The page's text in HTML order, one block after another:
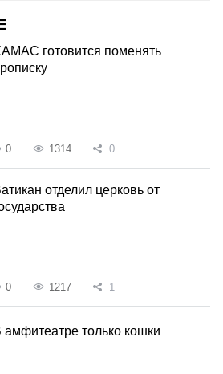
готовится поменять
0 1314 0
отделил церковь от
0 1217 1
амфитеатре только кошки